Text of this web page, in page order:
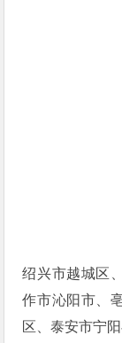
绍兴市越城区
作市沁阳市、
区、泰安市宁